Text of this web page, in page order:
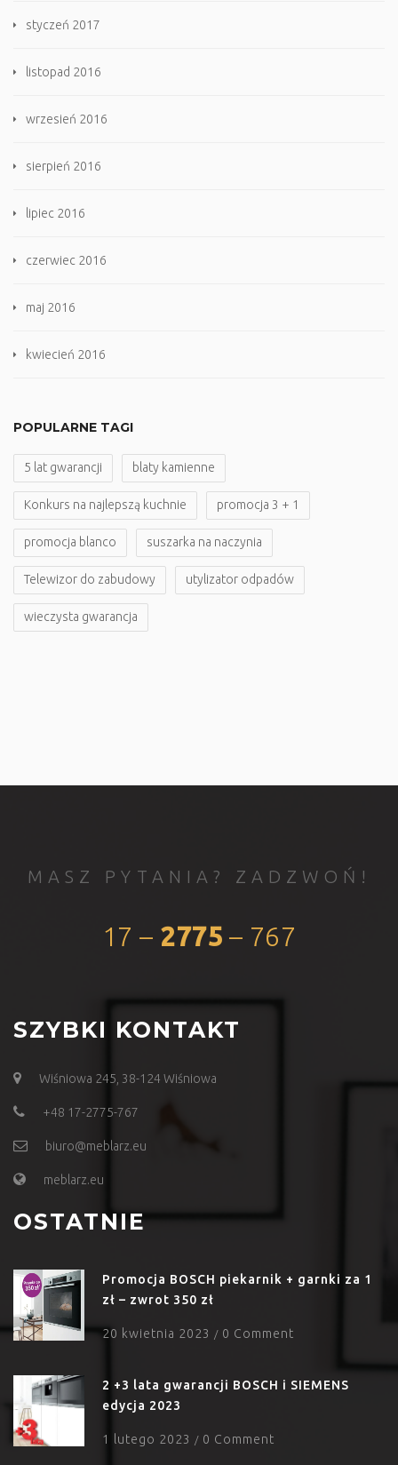
styczeń 2017
listopad 2016
wrzesień 2016
sierpień 2016
lipiec 2016
czerwiec 2016
maj 2016
kwiecień 2016
POPULARNE TAGI
5 lat gwarancji blaty kamienne
Konkurs na najlepszą kuchnie promocja 3 + 1
promocja blanco suszarka na naczynia
Telewizor do zabudowy utylizator odpadów
wieczysta gwarancja
MASZ PYTANIA? ZADZWOŃ!
17 – 2775 – 767
SZYBKI KONTAKT
Wiśniowa 245, 38-124 Wiśniowa
+48 17-2775-767
biuro@meblarz.eu
meblarz.eu
OSTATNIE
Promocja BOSCH piekarnik + garnki za 1
zł – zwrot 350 zł
20 kwietnia 2023 / 0 Comment
2 +3 lata gwarancji BOSCH i SIEMENS
edycja 2023
1 lutego 2023 / 0 Comment